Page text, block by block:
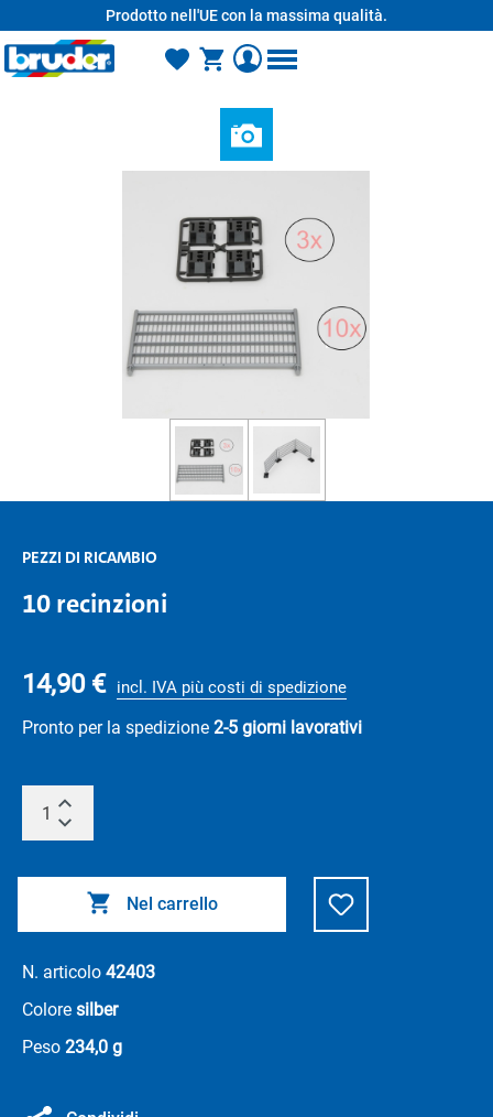
Prodotto nell'UE con la massima qualità.
PEZZI DI RICAMBIO
10 recinzioni
14,90 € incl. IVA più costi di spedizione
Pronto per la spedizione 2-5 giorni lavorativi
Nel carrello
N. articolo 42403
Colore silber
Peso 234,0 g